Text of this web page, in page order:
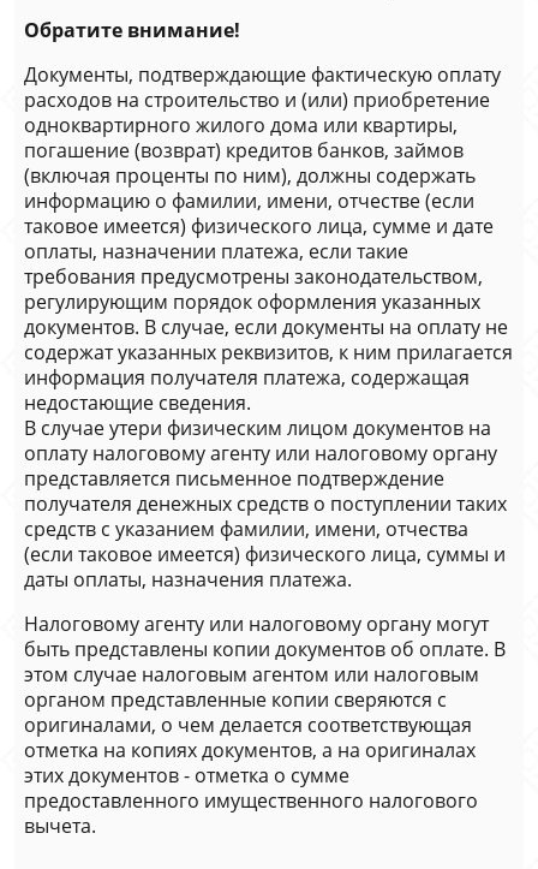
Обратите внимание!
Документы, подтверждающие фактическую оплату
расходов на строительство и (или) приобретение
одноквартирного жилого дома или квартиры,
погашение (возврат) кредитов банков, займов
(включая проценты по ним), должны содержать
информацию о фамилии, имени, отчестве (если
таковое имеется) физического лица, сумме и дате
оплаты, назначении платежа, если такие
требования предусмотрены законодательством,
регулирующим порядок оформления указанных
документов. В случае, если документы на оплату не
содержат указанных реквизитов, к ним прилагается
информация получателя платежа, содержащая
недостающие сведения.
В случае утери физическим лицом документов на
оплату налоговому агенту или налоговому органу
представляется письменное подтверждение
получателя денежных средств о поступлении таких
средств с указанием фамилии, имени, отчества
(если таковое имеется) физического лица, суммы и
даты оплаты, назначения платежа.
Налоговому агенту или налоговому органу могут
быть представлены копии документов об оплате. В
этом случае налоговым агентом или налоговым
органом представленные копии сверяются с
оригиналами, о чем делается соответствующая
отметка на копиях документов, а на оригиналах
этих документов - отметка о сумме
предоставленного имущественного налогового
вычета.